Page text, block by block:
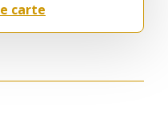
carte